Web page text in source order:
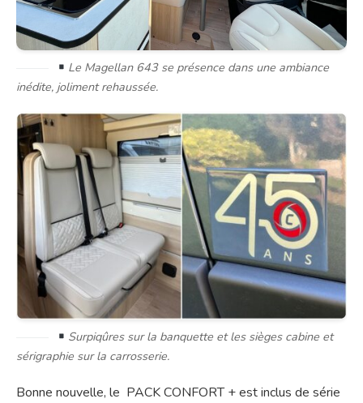
Le Magellan 643 se présence dans une ambiance
inédite, joliment rehaussée.
Surpiqûres sur la banquette et les sièges cabine et
sérigraphie sur la carrosserie.
Bonne nouvelle, le PACK CONFORT + est inclus de série